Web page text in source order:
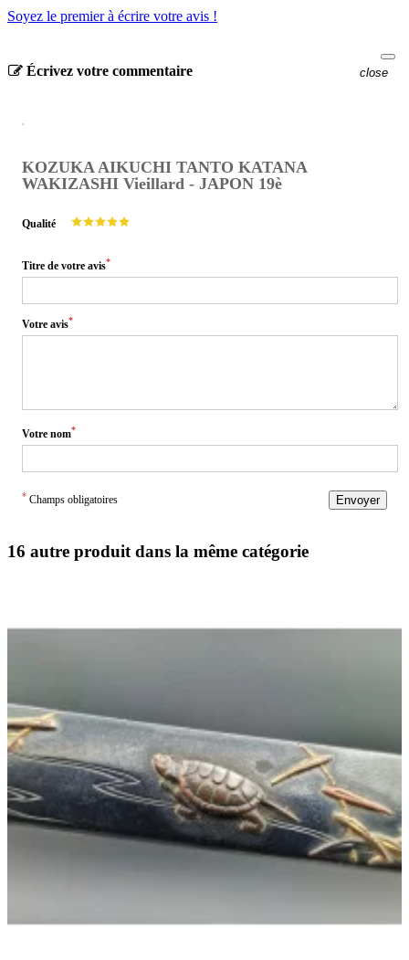
Soyez le premier à écrire votre avis !
Écrivez votre commentaire close
KOZUKA AIKUCHI TANTO KATANA
WAKIZASHI Vieillard - JAPON 19è
Qualité
Titre de votre avis*
Votre avis*
Votre nom*
* Champs obligatoires Envoyer
16 autre produit dans la même catégorie